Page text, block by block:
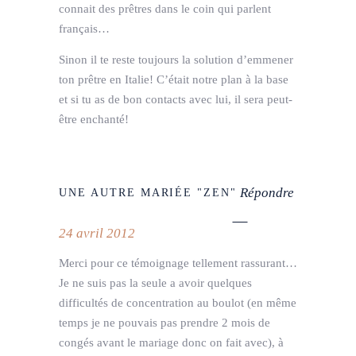
connait des prêtres dans le coin qui parlent
français…
Sinon il te reste toujours la solution d’emmener
ton prêtre en Italie! C’était notre plan à la base
et si tu as de bon contacts avec lui, il sera peut-
être enchanté!
UNE AUTRE MARIÉE "ZEN" Répondre
24 avril 2012
Merci pour ce témoignage tellement rassurant…
Je ne suis pas la seule a avoir quelques
difficultés de concentration au boulot (en même
temps je ne pouvais pas prendre 2 mois de
congés avant le mariage donc on fait avec), à